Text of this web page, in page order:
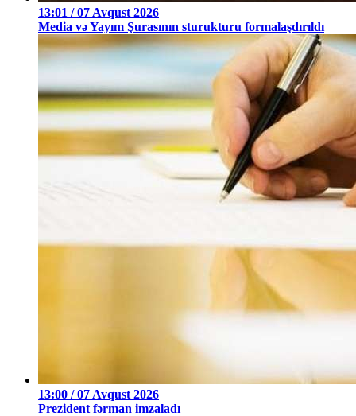
13:01 / 07 Avqust 2026
Media və Yayım Şurasının sturukturu formalaşdırıldı
13:00 / 07 Avqust 2026
Prezident fərman imzaladı